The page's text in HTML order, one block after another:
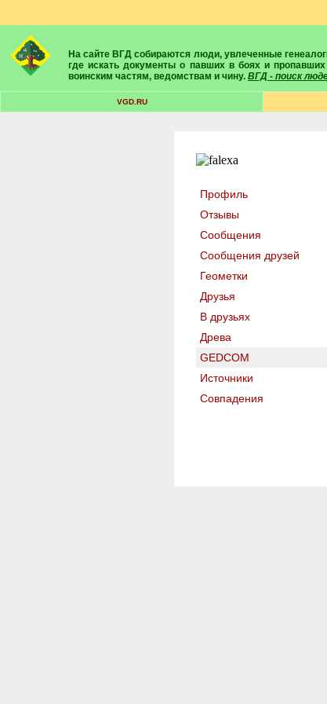
На сайте ВГД собираются люди, увлеченные генеалогией, историей, геральдикой и т.д. Здесь вы найдете собеседников, экспертов, умелых помощников в поисках предков и родственников. Вам подскажут
где искать документы о павших в боях и
воинским частям, ведомствам и чину. ВГД - поиск
VGD.RU
Профиль
Отзывы
Сообщения
Сообщения друзей
Геометки
Друзья
В друзьях
Древа
GEDCOM
Источники
Совпадения